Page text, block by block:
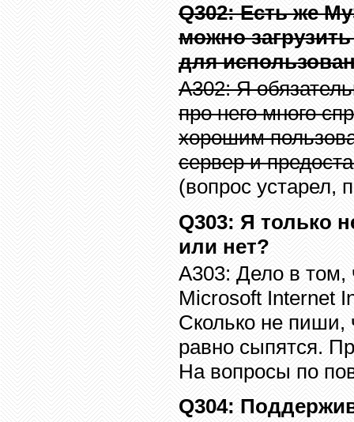
Q302: Есть же
можно
для
A302:Я
про него много
хорошим
сервер и
(вопрос устарел,
Q303: Я только
или нет?
A303: Дело в том,
Microsoft Internet
Сколько не пиши,
равно сыпятся.
На вопросы по
Q304: